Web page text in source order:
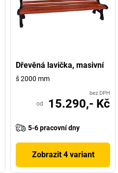
Dřevěná lavička, masivní
š 2000 mm
bez DPH
od 15.290,- Kč
5-6 pracovní dny
Zobrazit 4 variant